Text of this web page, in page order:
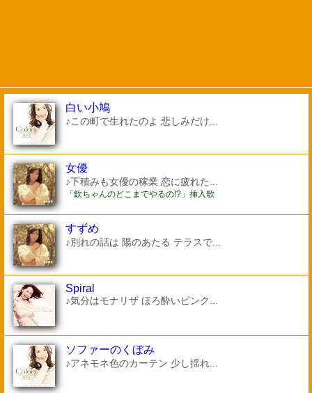
白い小鳩
♪この町で生れたのよ 悲しみだけ...
女優
♪下積みも女優の稼業 恋に疲れた...
「欽ちゃんのどこまでやるの!?」挿入歌
すずめ
♪別れの話は 陽のあたる テラスで...
Spiral
♪気分はモナリザ ほろ酔いピンク...
ソファーのくぼみ
♪アネモネ色のカーテン 少し揺れ...